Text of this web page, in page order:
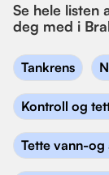
Se hele listen
deg med i
Tankrens
Kontroll og
Tette vann-